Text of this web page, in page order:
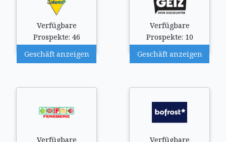
Verfügbare
Prospekte: 46
Geschäft anzeigen
Verfügbare
Prospekte: 10
Geschäft anzeigen
Verfügbare
Verfügbare